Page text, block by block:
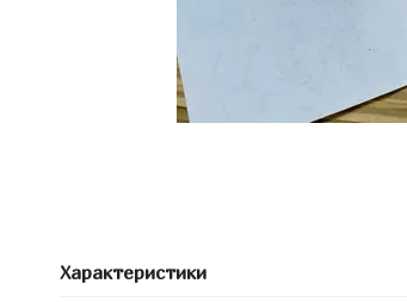
Характеристики